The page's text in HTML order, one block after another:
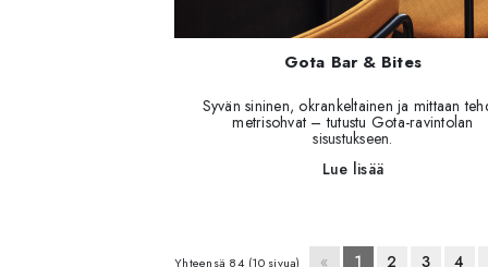
Gota Bar & Bites
Syvän sininen, okrankeltainen ja mittaan
metrisohvat – tutustu Gota-ravintolan
sisustukseen.
Lue lisää
Yhteensä 84 (10 sivua) « 1 2 3 4